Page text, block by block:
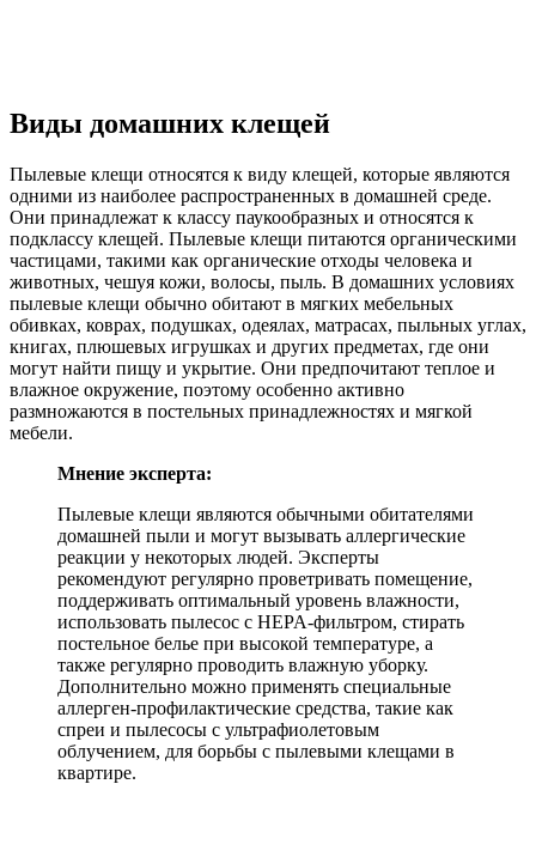
Виды домашних клещей
Пылевые клещи относятся к виду клещей, которые являются
одними из наиболее распространенных в домашней среде.
Они принадлежат к классу паукообразных и относятся к
подклассу клещей. Пылевые клещи питаются органическими
частицами, такими как органические отходы человека и
животных, чешуя кожи, волосы, пыль. В домашних условиях
пылевые клещи обычно обитают в мягких мебельных
обивках, коврах, подушках, одеялах, матрасах, пыльных углах,
книгах, плюшевых игрушках и других предметах, где они
могут найти пищу и укрытие. Они предпочитают теплое и
влажное окружение, поэтому особенно активно
размножаются в постельных принадлежностях и мягкой
мебели.
Мнение эксперта:
Пылевые клещи являются обычными обитателями
домашней пыли и могут вызывать аллергические
реакции у некоторых людей. Эксперты
рекомендуют регулярно проветривать помещение,
поддерживать оптимальный уровень влажности,
использовать пылесос с HEPA-фильтром, стирать
постельное белье при высокой температуре, а
также регулярно проводить влажную уборку.
Дополнительно можно применять специальные
аллерген-профилактические средства, такие как
спреи и пылесосы с ультрафиолетовым
облучением, для борьбы с пылевыми клещами в
квартире.